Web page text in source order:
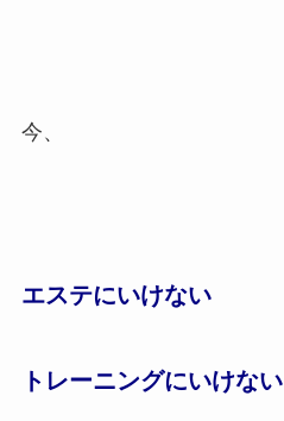
今、
エステにいけない
トレーニングにいけない